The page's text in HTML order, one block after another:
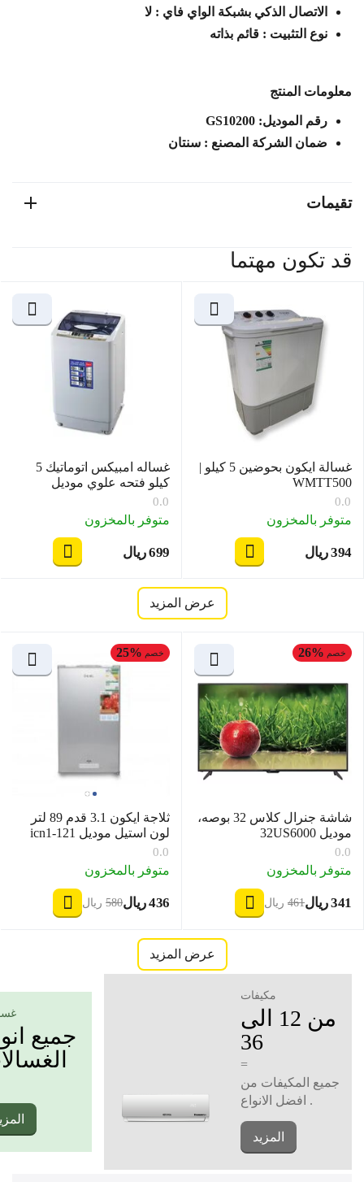
الاتصال الذكي بشبكة الواي فاي : لا
نوع التثبيت : قائم بذاته
معلومات المنتج
رقم الموديل: GS10200
ضمان الشركة المصنع : سنتان
تقيمات
قد تكون مهتما
غسالة ايكون بحوضين 5 كيلو |
WMTT500
0.0
متوفر بالمخزون
ريال ‎‍394‍
غساله امبيكس اتوماتيك 5
كيلو فتحه علوي موديل
WM0500TPW
0.0
متوفر بالمخزون
ريال ‎‍699‍
عرض المزيد
خصم 26%
شاشة جنرال كلاس 32 بوصه،
موديل 32US6000
0.0
متوفر بالمخزون
ريال ‎‍341‍ ريال ‎‍461‍
خصم 25%
ثلاجة ايكون 3.1 قدم 89 لتر
لون استيل موديل icn1-121
0.0
متوفر بالمخزون
ريال ‎‍436‍ ريال ‎‍580‍
عرض المزيد
مكيفات
من 12 الى
36
=
جميع المكيفات من
افضل الانواع .
المزيد
جميع